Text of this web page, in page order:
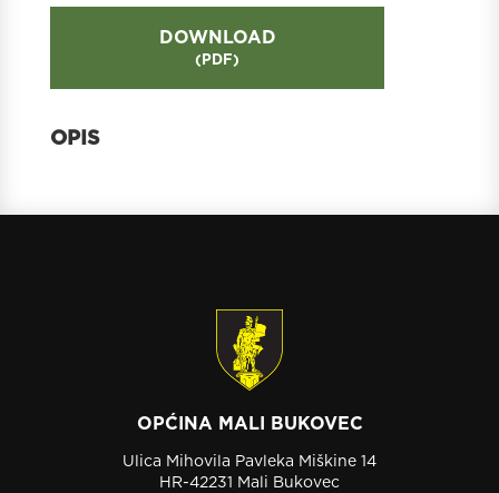
DOWNLOAD
( PDF)
OPĆINA MALI BUKOVEC
Ulica Mihovila Pavleka Miškine 14
HR-42231 Mali Bukovec